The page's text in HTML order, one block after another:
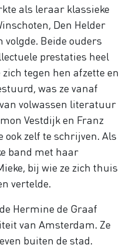
als leraar klassieke
Den Helder
volgde. Beide ouders
prestaties heel
tegen hen afzette en
was ze vanaf
volwassen literatuur
Vestdijk en Franz
ook zelf te schrijven. Als
band met haar
bij wie ze zich thuis
vertelde.
Hermine de Graaf
van Amsterdam. Ze
buiten de stad.